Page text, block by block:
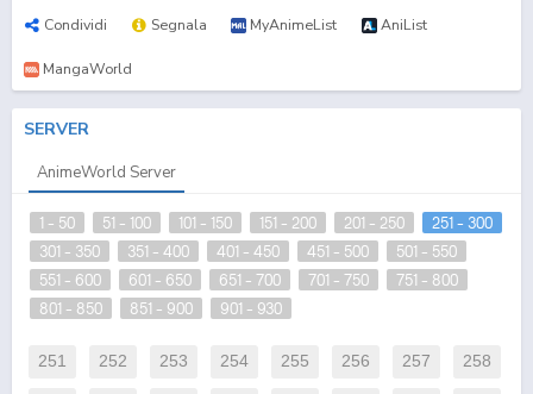
Condividi Segnala MyAnimeList AniList
MangaWorld
SERVER
AnimeWorld Server
1 - 50 51 - 100 101 - 150 151 - 200 201 - 250
251 - 300
301 - 350
351 - 400 401 - 450 451 - 500
501 - 550
551 - 600
601 - 650 651 - 700 701 - 750
751 - 800
801 - 850
851 - 900 901 - 930
251 252 253 254 255 256 257 258